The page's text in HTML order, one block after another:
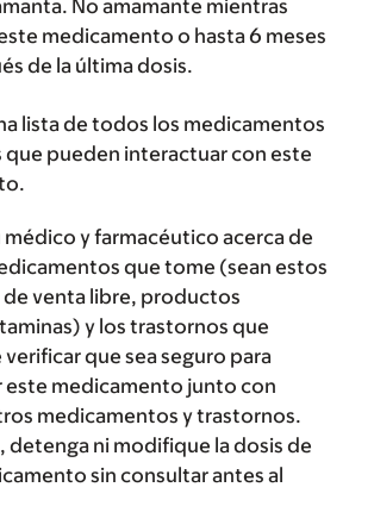
No amamante mientras
medicamento o hasta 6 meses
de la última dosis.
lista de todos los medicamentos
pueden interactuar con este
médico y farmacéutico acerca de
que tome (sean estos
venta libre, productos
y los trastornos que
que sea seguro para
este medicamento junto con
medicamentos y trastornos.
detenga ni modifique la dosis de
sin consultar antes al